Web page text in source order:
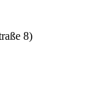
8)